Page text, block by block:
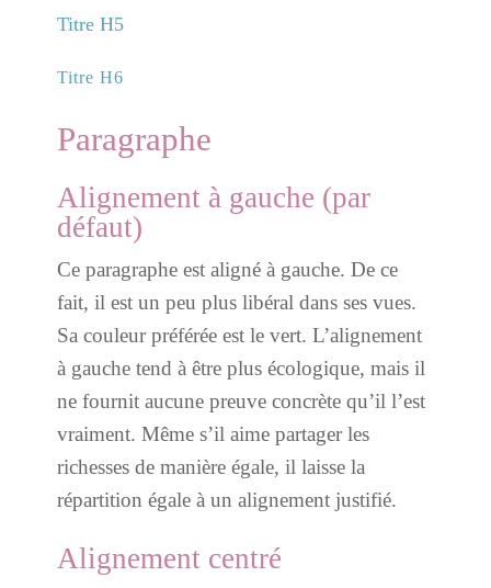
Titre H5
Titre H6
Paragraphe
Alignement à gauche (par
défaut)
Ce paragraphe est aligné à gauche. De ce
fait, il est un peu plus libéral dans ses vues.
Sa couleur préférée est le vert. L’alignement
à gauche tend à être plus écologique, mais il
ne fournit aucune preuve concrète qu’il l’est
vraiment. Même s’il aime partager les
richesses de manière égale, il laisse la
répartition égale à un alignement justifié.
Alignement centré